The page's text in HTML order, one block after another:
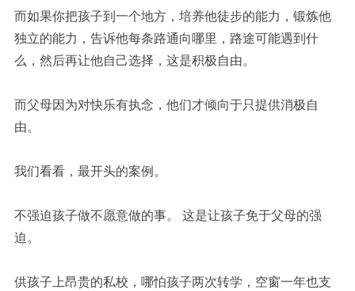
而如果你把孩子到一个地方，培养他徒步的能力，锻炼他
独立的能力，告诉他每条路通向哪里，路途可能遇到什
么，然后再让他自己选择，这是积极自由。
而父母因为对快乐有执念，他们才倾向于只提供消极自
由。
我们看看，最开头的案例。
不强迫孩子做不愿意做的事。 这是让孩子免于父母的强
迫。
供孩子上昂贵的私校，哪怕孩子两次转学，空窗一年也支